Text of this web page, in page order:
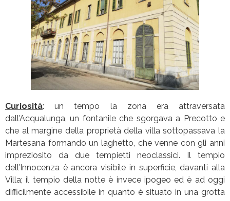
Curiosità: un tempo la zona era attraversata
dall’Acqualunga, un fontanile che sgorgava a Precotto e
che al margine della proprietà della villa sottopassava la
Martesana formando un laghetto, che venne con gli anni
impreziosito da due tempietti neoclassici. Il tempio
dell’Innocenza è ancora visibile in superficie, davanti alla
Villa; il tempio della notte è invece ipogeo ed è ad oggi
difficilmente accessibile in quanto è situato in una grotta